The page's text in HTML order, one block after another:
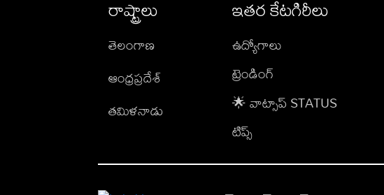
రాష్ట్రాలు
తెలంగాణ
ఆంధ్రప్రదేశ్
తమిళనాడు
ఇతర కేటగిరీలు
ఉద్యోగాలు
ట్రెండింగ్
🌟 వాట్సాప్ STATUS
టిప్స్